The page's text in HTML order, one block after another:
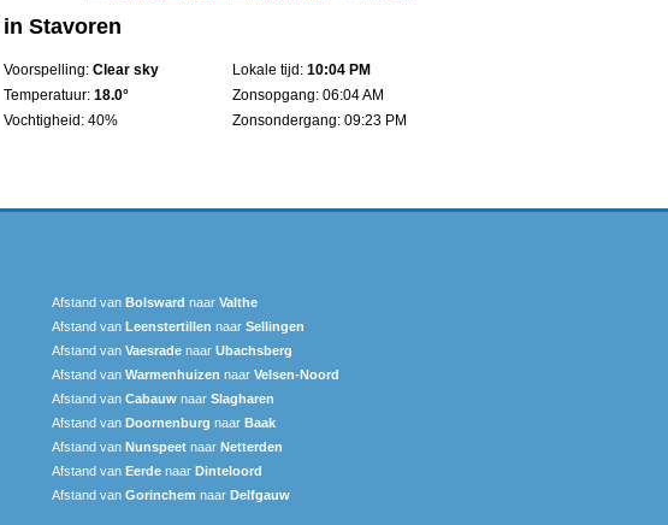
Stavoren
Voorspelling: Clear sky
Temperatuur: 18.0°
Vochtigheid: 40%
Lokale tijd: 10:04 PM
Zonsopgang: 06:04 AM
Zonsondergang: 09:23 PM
Afstand van Bolsward‎ naar Valthe
Afstand van Leenstertillen‎ naar Sellingen
Afstand van Vaesrade naar Ubachsberg
Afstand van Warmenhuizen naar Velsen-Noord
Afstand van Cabauw naar Slagharen
Afstand van Doornenburg naar Baak
Afstand van Nunspeet naar Netterden
Afstand van Eerde naar Dinteloord
Afstand van Gorinchem naar Delfgauw